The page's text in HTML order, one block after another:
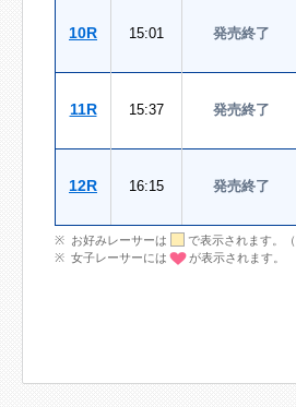
10R 15:01 発売終了
11R 15:37 発売終了
12R 16:15 発売終了
お好みレーサーは
で表示されます。
女子レーサーには
が表示されます。